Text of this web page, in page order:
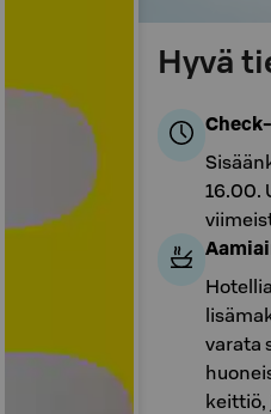
Hyvä
16.00.
varata
keittiö,